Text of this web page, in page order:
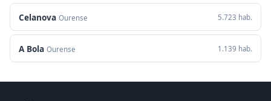
Celanova Ourense 5.723 hab.
A Bola Ourense 1.139 hab.